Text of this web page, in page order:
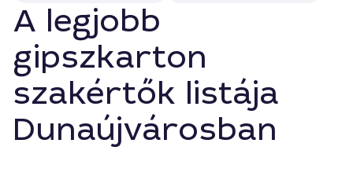
A legjobb
gipszkarton
szakértők listája
Dunaújvárosban